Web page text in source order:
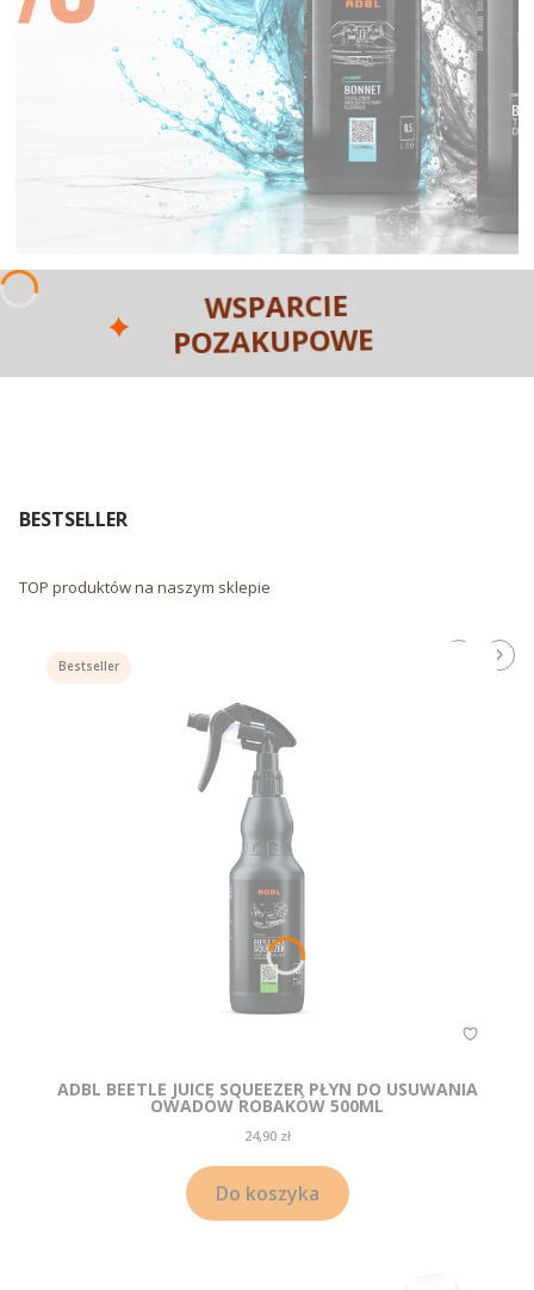
WSPARCIE
POZAKUPOWE
BESTSELLER
TOP produktów na naszym sklepie
Bestseller
ADBL BEETLE JUICE SQUEEZER PŁYN DO USUWANIA
OWADÓW ROBAKÓW 500ML
Cena
24,90 zł
Do koszyka